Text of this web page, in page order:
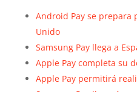
Android Pay se prepara
Unido
Samsung Pay llega a
Apple Pay completa su
Apple Pay permitirá